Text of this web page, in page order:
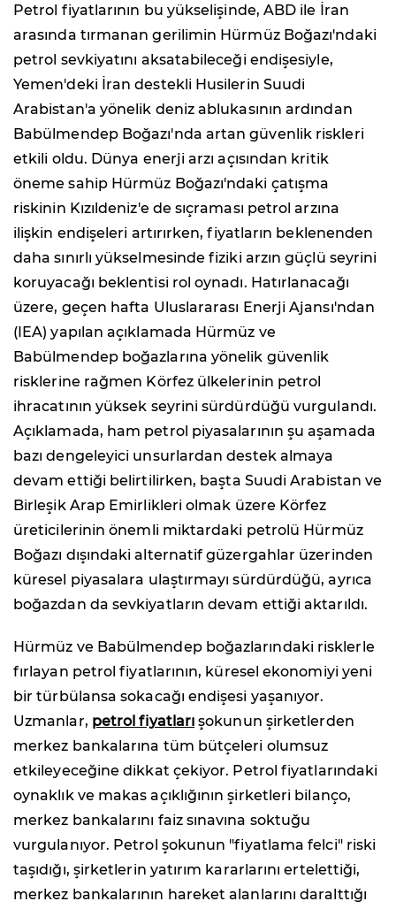
Petrol fiyatlarının bu yükselişinde, ABD ile İran
arasında tırmanan gerilimin Hürmüz Boğazı'ndaki
petrol sevkiyatını aksatabileceği endişesiyle,
Yemen'deki İran destekli Husilerin Suudi
Arabistan'a yönelik deniz ablukasının ardından
Babülmendep Boğazı'nda artan güvenlik riskleri
etkili oldu. Dünya enerji arzı açısından kritik
öneme sahip Hürmüz Boğazı'ndaki çatışma
riskinin Kızıldeniz'e de sıçraması petrol arzına
ilişkin endişeleri artırırken, fiyatların beklenenden
daha sınırlı yükselmesinde fiziki arzın güçlü seyrini
koruyacağı beklentisi rol oynadı. Hatırlanacağı
üzere, geçen hafta Uluslararası Enerji Ajansı'ndan
(IEA) yapılan açıklamada Hürmüz ve
Babülmendep boğazlarına yönelik güvenlik
risklerine rağmen Körfez ülkelerinin petrol
ihracatının yüksek seyrini sürdürdüğü vurgulandı.
Açıklamada, ham petrol piyasalarının şu aşamada
bazı dengeleyici unsurlardan destek almaya
devam ettiği belirtilirken, başta Suudi Arabistan ve
Birleşik Arap Emirlikleri olmak üzere Körfez
üreticilerinin önemli miktardaki petrolü Hürmüz
Boğazı dışındaki alternatif güzergahlar üzerinden
küresel piyasalara ulaştırmayı sürdürdüğü, ayrıca
boğazdan da sevkiyatların devam ettiği aktarıldı.
Hürmüz ve Babülmendep boğazlarındaki risklerle
fırlayan petrol fiyatlarının, küresel ekonomiyi yeni
bir türbülansa sokacağı endişesi yaşanıyor.
Uzmanlar, petrol fiyatları şokunun şirketlerden
merkez bankalarına tüm bütçeleri olumsuz
etkileyeceğine dikkat çekiyor. Petrol fiyatlarındaki
oynaklık ve makas açıklığının şirketleri bilanço,
merkez bankalarını faiz sınavına soktuğu
vurgulanıyor. Petrol şokunun "fiyatlama felci" riski
taşıdığı, şirketlerin yatırım kararlarını ertelettiği,
merkez bankalarının hareket alanlarını daralttığı